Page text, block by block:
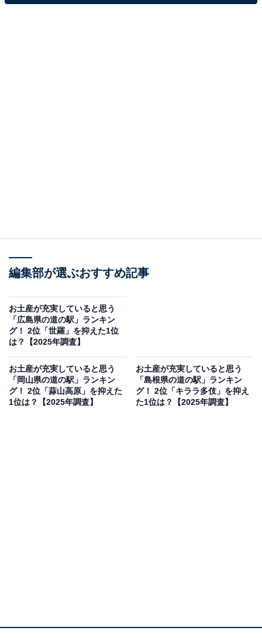
回答者からは「大山の乳製品や野菜を中心に品揃えが豊
る」（30代女性／大阪府）、「伝統大山おこわや地元そ
ば粉のそば、梨のジュース、みくりや板ワカメクッキー
あり」（40代男性／沖縄県）、「大山牛乳やヨーグル
山そば、加工品（ジャム・スイーツ・惣菜など）、地酒
も揃っています」（50代男性／東京都）といった声が集
まりました。
編集部が選ぶおすすめ記事
お土産が充実していると思う
「広島県の道の駅」ランキン
グ！ 2位「世羅」を抑えた1位
は？【2025年調査】
お土産が充実していると思う
「岡山県の道の駅」ランキン
グ！ 2位「蒜山高原」を抑えた
1位は？【2025年調査】
お土産が充実していると思う
「島根県の道の駅」ランキン
グ！ 2位「キララ多伎」を抑え
た1位は？【2025年調査】